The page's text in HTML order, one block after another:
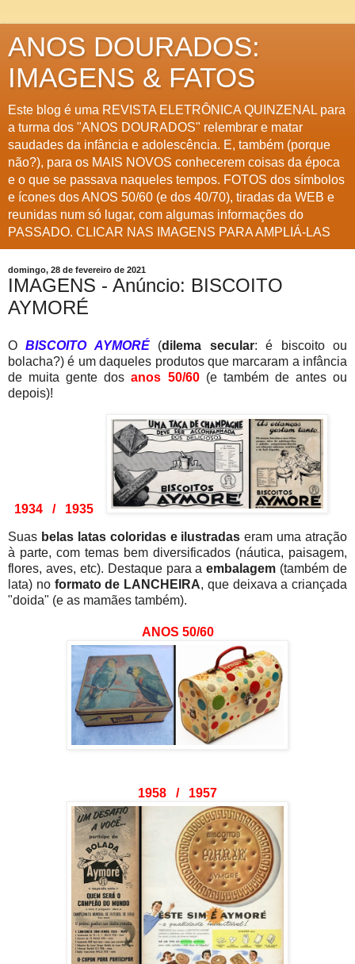
ANOS DOURADOS:
IMAGENS & FATOS
Este blog é uma REVISTA ELETRÔNICA QUINZENAL para
a turma dos "ANOS DOURADOS" relembrar e matar
saudades da infância e adolescência. E, também (porque
não?), para os MAIS NOVOS conhecerem coisas da época
e o que se passava naqueles tempos. FOTOS dos símbolos
e ícones dos ANOS 50/60 (e dos 40/70), tiradas da WEB e
reunidas num só lugar, com algumas informações do
PASSADO. CLICAR NAS IMAGENS PARA AMPLIÁ-LAS
domingo, 28 de fevereiro de 2021
IMAGENS - Anúncio: BISCOITO
AYMORÉ
OBISCOITO AYMORÉ(dilema secular: é biscoito ou
bolacha?) é um daqueles produtos que marcaram a infância
de muita gente dosanos 50/60(e também de antes ou
depois)!
1934 / 1935
Suas belas latas coloridas e ilustradas eram uma atração
à parte, com temas bem diversificados (náutica, paisagem,
flores, aves, etc). Destaque para aembalagem (também de
lata) no formato de LANCHEIRA, que deixava a criançada
"doida" (e as mamães também).
ANOS 50/60
1958 / 1957